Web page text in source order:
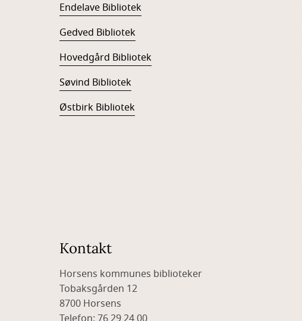
Endelave Bibliotek
Gedved Bibliotek
Hovedgård Bibliotek
Søvind Bibliotek
Østbirk Bibliotek
Kontakt
Horsens kommunes biblioteker
Tobaksgården 12
8700 Horsens